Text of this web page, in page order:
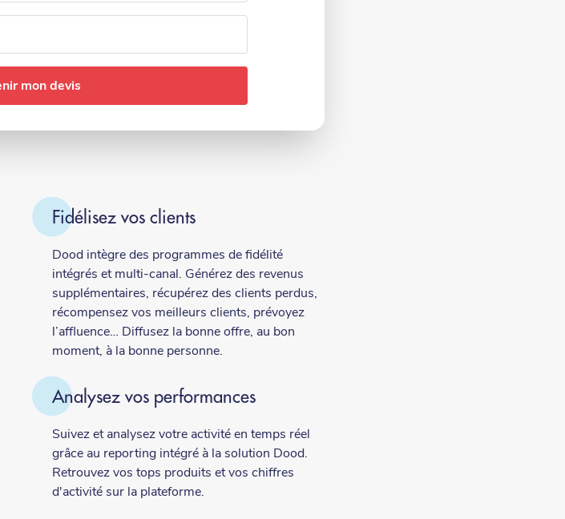
Fidélisez vos clients
Dood intègre des programmes de fidélité
intégrés et multi-canal. Générez des revenus
supplémentaires, récupérez des clients perdus,
récompensez vos meilleurs clients, prévoyez
l’affluence… Diffusez la bonne offre, au bon
moment, à la bonne personne.
Analysez vos performances
Suivez et analysez votre activité en temps réel
grâce au reporting intégré à la solution Dood.
Retrouvez vos tops produits et vos chiffres
d'activité sur la plateforme.